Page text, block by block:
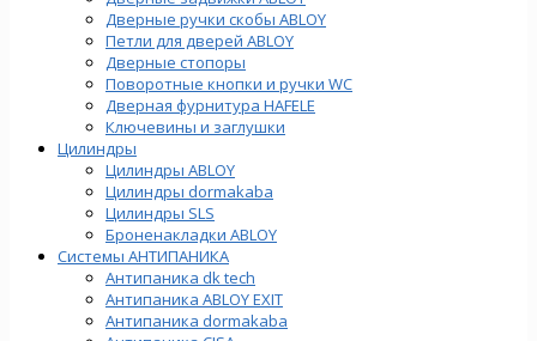
Дверные ручки скобы ABLOY
Петли для дверей ABLOY
Дверные стопоры
Поворотные кнопки и ручки WC
Дверная фурнитура HAFELE
Ключевины и заглушки
Цилиндры
Цилиндры ABLOY
Цилиндры dormakaba
Цилиндры SLS
Броненакладки ABLOY
Системы АНТИПАНИКА
Антипаника dk tech
Антипаника ABLOY EXIT
Антипаника dormakaba